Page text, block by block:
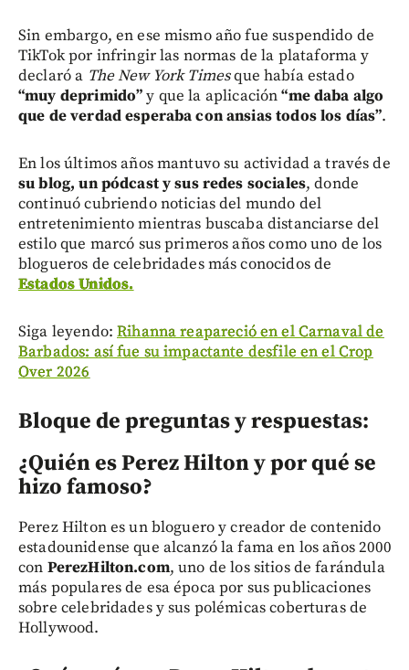
Sin embargo, en ese mismo año fue suspendido de
TikTok por infringir las normas de la plataforma y
declaró a The New York Timesque había estado
“muy deprimido”y que la aplicación“me daba algo
que de verdad esperaba con ansias todos los días”.
En los últimos años mantuvo su actividad a través de
su blog, un pódcast y sus redes sociales, donde
continuó cubriendo noticias del mundo del
entretenimiento mientras buscaba distanciarse del
estilo que marcó sus primeros años como uno de los
blogueros de celebridades más conocidos de
Estados Unidos.
Siga leyendo:Rihanna reapareció en el Carnaval de
Barbados: así fue su impactante desfile en el Crop
Over 2026
Bloque de preguntas y respuestas:
¿Quién es Perez Hilton y por qué se
hizo famoso?
Perez Hilton es un bloguero y creador de contenido
estadounidense que alcanzó la fama en los años 2000
con PerezHilton.com, uno de los sitios de farándula
más populares de esa época por sus publicaciones
sobre celebridades y sus polémicas coberturas de
Hollywood.